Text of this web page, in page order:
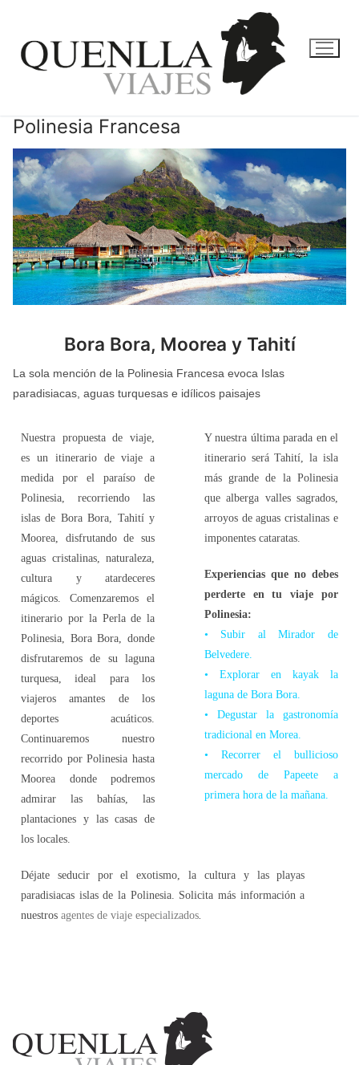
contenido
Polinesia Francesa
Bora Bora, Moorea y Tahití
La sola mención de la Polinesia Francesa evoca Islas
paradisiacas, aguas turquesas e idílicos paisajes
Nuestra propuesta de viaje,
es un itinerario de viaje a
medida por el paraíso de
Polinesia, recorriendo las
islas de Bora Bora, Tahití y
Moorea, disfrutando de sus
aguas cristalinas, naturaleza,
cultura y atardeceres
mágicos. Comenzaremos el
itinerario por la Perla de la
Polinesia, Bora Bora, donde
disfrutaremos de su laguna
turquesa, ideal para los
viajeros amantes de los
deportes acuáticos.
Continuaremos nuestro
recorrido por Polinesia hasta
Moorea donde podremos
admirar las bahías, las
plantaciones y las casas de
los locales.
Y nuestra última parada en el
itinerario será Tahití, la isla
más grande de la Polinesia
que alberga valles sagrados,
arroyos de aguas cristalinas e
imponentes cataratas.
Experiencias que no debes
perderte en tu viaje por
Polinesia:
• Subir al Mirador de
Belvedere.
• Explorar en kayak la
laguna de Bora Bora.
• Degustar la gastronomía
tradicional en Morea.
• Recorrer el bullicioso
mercado de Papeete a
primera hora de la mañana.
Déjate seducir por el exotismo, la cultura y las playas
paradisiacas islas de la Polinesia. Solicita más información a
nuestros agentes de viaje especializados